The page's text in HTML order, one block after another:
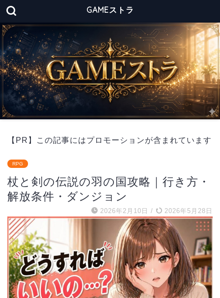
GAMEストラ
【PR】この記事にはプロモーションが含まれています
RPG
杖と剣の伝説の羽の国攻略｜行き方・
解放条件・ダンジョン
2026年2月10日 / 2026年5月28日